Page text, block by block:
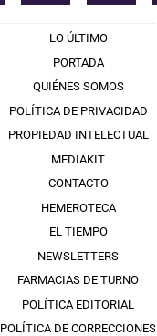
LO ÚLTIMO
PORTADA
QUIÉNES SOMOS
POLÍTICA DE PRIVACIDAD
PROPIEDAD INTELECTUAL
MEDIAKIT
CONTACTO
HEMEROTECA
EL TIEMPO
NEWSLETTERS
FARMACIAS DE TURNO
POLÍTICA EDITORIAL
POLÍTICA DE CORRECCIONES